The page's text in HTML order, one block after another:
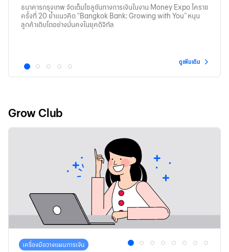
ธนาคารกรุงเทพ จัดเต็มโซลูชันทางการเงินในงาน Money Expo โคราช
ครั้งที่ 20 ย้ำแนวคิด “Bangkok Bank: Growing with You” หนุน
ลูกค้าเติบโตอย่างมั่นคงในยุคดิจิทัล
1 2 3 4 5
ดูเพิ่มเติม
Grow Club
เครื่องมือวางแผนการเงิน 1 2 3 4 5 6 7 8